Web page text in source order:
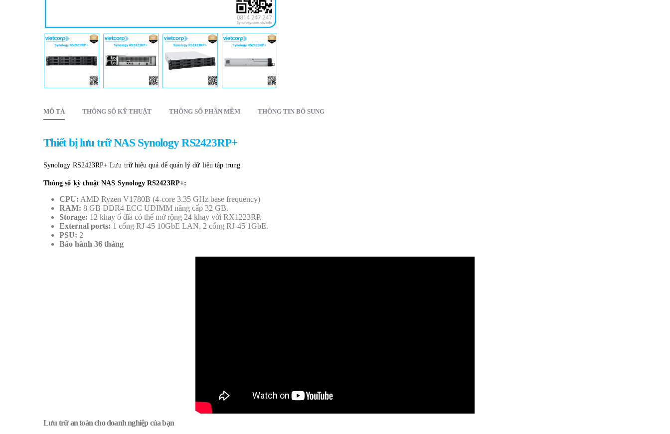
MÔ TẢ THÔNG SỐ KỸ THUẬT THÔNG SỐ PHẦN MỀM THÔNG TIN BỔ SUNG
Thiết bị lưu trữ NAS Synology RS2423RP+
Synology RS2423RP+ Lưu trữ hiệu quả để quản lý dữ liệu tập trung
Thông số kỹ thuật NAS Synology RS2423RP+:
CPU: AMD Ryzen V1780B (4-core 3.35 GHz base frequency)
RAM: 8 GB DDR4 ECC UDIMM nâng cấp 32 GB.
Storage: 12 khay ổ đĩa có thể mở rộng 24 khay với RX1223RP.
External ports: 1 cổng RJ-45 10GbE LAN, 2 cổng RJ-45 1GbE.
PSU: 2
Bảo hành 36 tháng
Lưu trữ an toàn cho doanh nghiệp của bạn